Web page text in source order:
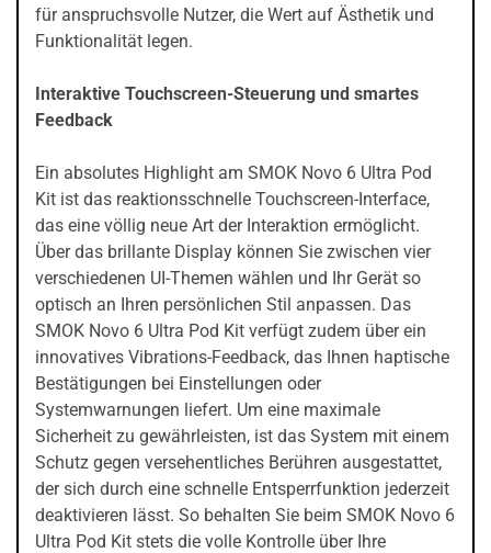
für anspruchsvolle Nutzer, die Wert auf Ästhetik und
Funktionalität legen.
Interaktive Touchscreen-Steuerung und smartes
Feedback
Ein absolutes Highlight am SMOK Novo 6 Ultra Pod
Kit ist das reaktionsschnelle Touchscreen-Interface,
das eine völlig neue Art der Interaktion ermöglicht.
Über das brillante Display können Sie zwischen vier
verschiedenen UI-Themen wählen und Ihr Gerät so
optisch an Ihren persönlichen Stil anpassen. Das
SMOK Novo 6 Ultra Pod Kit verfügt zudem über ein
innovatives Vibrations-Feedback, das Ihnen haptische
Bestätigungen bei Einstellungen oder
Systemwarnungen liefert. Um eine maximale
Sicherheit zu gewährleisten, ist das System mit einem
Schutz gegen versehentliches Berühren ausgestattet,
der sich durch eine schnelle Entsperrfunktion jederzeit
deaktivieren lässt. So behalten Sie beim SMOK Novo 6
Ultra Pod Kit stets die volle Kontrolle über Ihre